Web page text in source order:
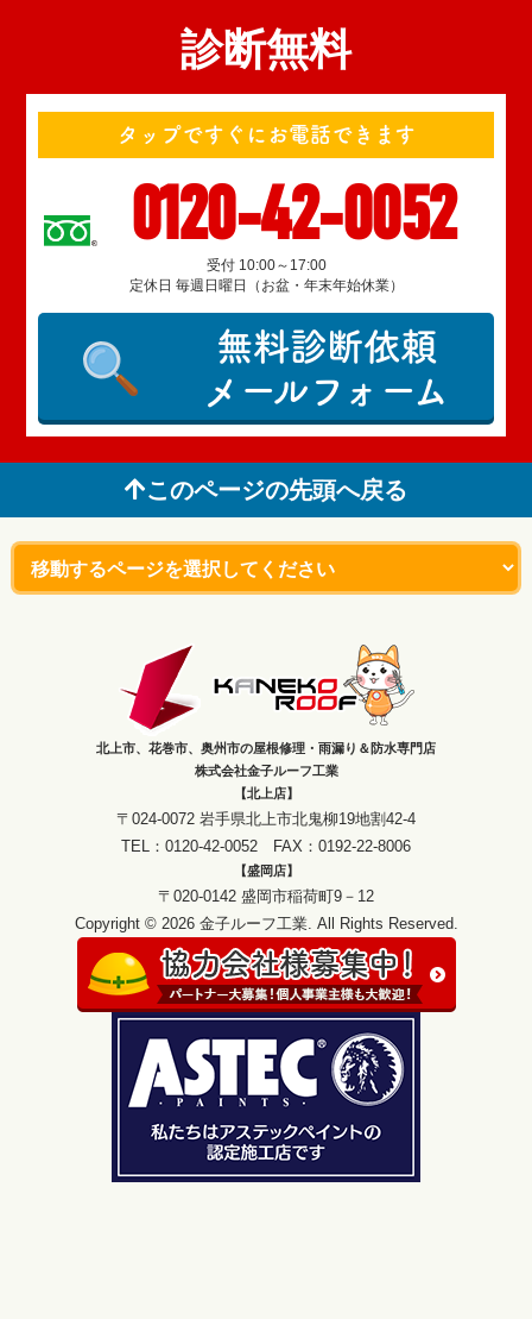
診断無料
タップですぐにお電話できます
0120-42-0052
受付 10:00～17:00
定休日 毎週日曜日（お盆・年末年始休業）
無料診断依頼
メールフォーム
このページの先頭へ戻る
北上市、花巻市、奥州市の屋根修理・雨漏り＆防水専門店
株式会社金子ルーフ工業
【北上店】
〒024-0072 岩手県北上市北鬼柳19地割42-4
TEL：0120-42-0052 FAX：0192-22-8006
【盛岡店】
〒020-0142 盛岡市稲荷町9－12
Copyright © 2026 金子ルーフ工業. All Rights Reserved.